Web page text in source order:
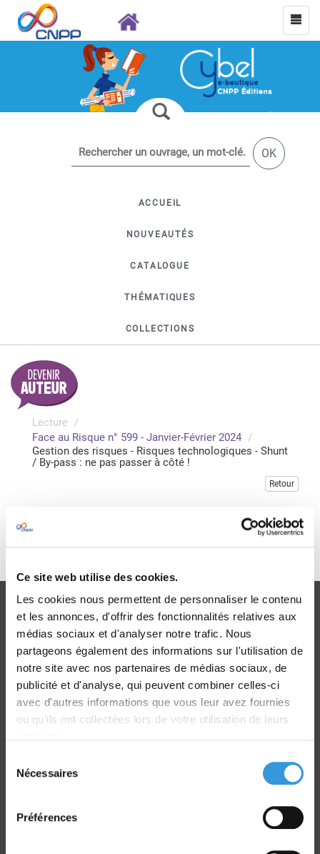
Ce site web utilise des cookies.
Les cookies nous permettent de personnaliser le contenu
et les annonces, d'offrir des fonctionnalités relatives aux
médias sociaux et d'analyser notre trafic. Nous
partageons également des informations sur l'utilisation de
notre site avec nos partenaires de médias sociaux, de
publicité et d'analyse, qui peuvent combiner celles-ci
avec d'autres informations que vous leur avez fournies
ou qu'ils ont collectées lors de votre utilisation de leurs
Nécessaires
Préférences
OK
ACCUEIL
NOUVEAUTÉS
CATALOGUE
THÉMATIQUES
COLLECTIONS
Lecture
Face au Risque n° 599 - Janvier-Février 2024
Gestion des risques - Risques technologiques - Shunt
/ By-pass : ne pas passer à côté !
Retour
Veuillez vous connecter pour accéder à cette publication
Je me connecte
Livraison
dans le monde entier